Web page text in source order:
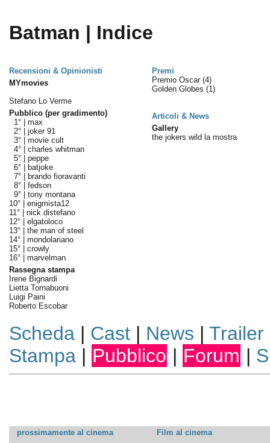
Batman | Indice
Recensioni & Opinionisti
Premi
MYmovies
Stefano Lo Verme
Pubblico (per gradimento)
1° | max
2° | joker 91
3° | movie cult
4° | charles whitman
5° | peppe
6° |
batjoke
7° |
brando fioravanti
8° | fedson
9° | tony montana
10° | enigmista12
11° | nick distefano
12° | elgatoloco
13° | the man of steel
14° | mondolariano
15° | crowly
16° | marvelman
Rassegna stampa
Irene Bignardi
Lietta Tornabuoni
Luigi Paini
Roberto Escobar
Premio Oscar (4)
Golden Globes (1)
Articoli & News
Gallery
the jokers wild la mostra
Scheda| Cast| News | Trailer
Stampa| Pubblico | Forum |
prossimamente al cinema
Film al cinema